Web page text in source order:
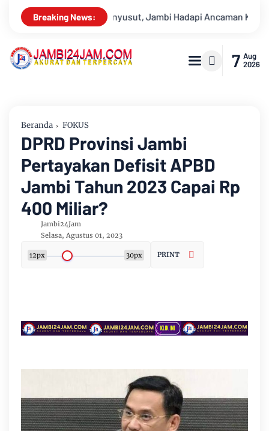
Breaking News:
Krisis Air Bersih dan Karhutla Sungai Batanghari
7 Aug
2026
Beranda FOKUS
DPRD Provinsi Jambi
Pertayakan Defisit APBD
Jambi Tahun 2023 Capai Rp
400 Miliar?
Jambi24Jam
Selasa, Agustus 01, 2023
12px 30px PRINT